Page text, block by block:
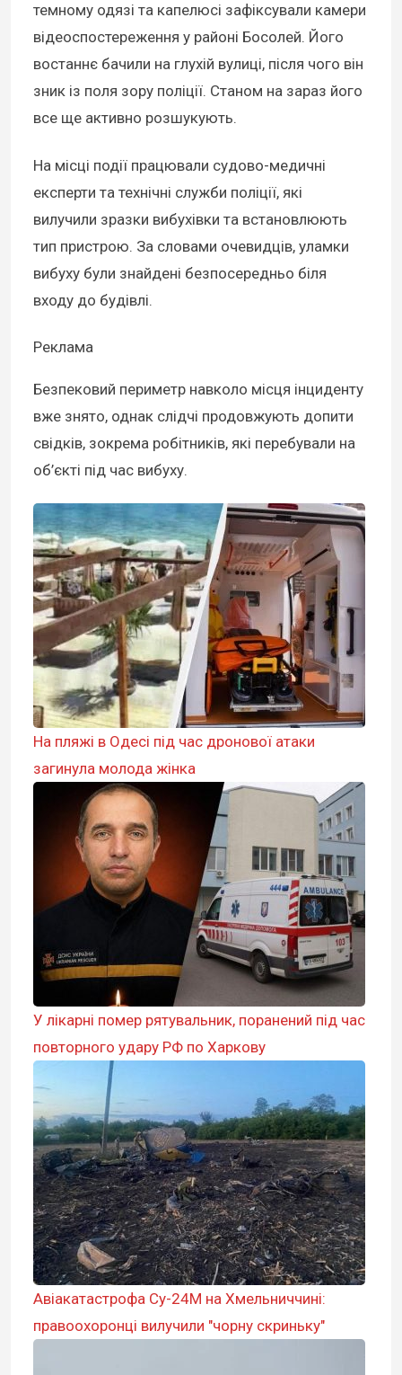
темному одязі та капелюсі зафіксували камери
відеоспостереження у районі Босолей. Його
востаннє бачили на глухій вулиці, після чого він
зник із поля зору поліції. Станом на зараз його
все ще активно розшукують.
На місці події працювали судово-медичні
експерти та технічні служби поліції, які
вилучили зразки вибухівки та встановлюють
тип пристрою. За словами очевидців, уламки
вибуху були знайдені безпосередньо біля
входу до будівлі.
Реклама
Безпековий периметр навколо місця інциденту
вже знято, однак слідчі продовжують допити
свідків, зокрема робітників, які перебували на
об’єкті під час вибуху.
На пляжі в Одесі під час дронової атаки
загинула молода жінка
У лікарні помер рятувальник, поранений під час
повторного удару РФ по Харкову
Авіакатастрофа Су-24М на Хмельниччині:
правоохоронці вилучили "чорну скриньку"